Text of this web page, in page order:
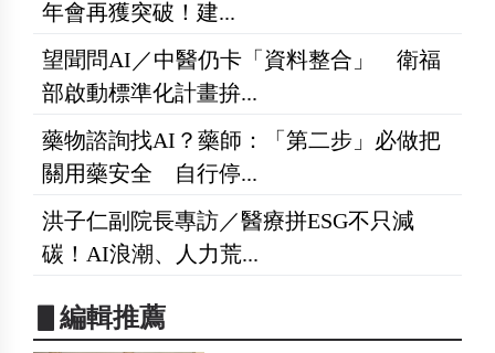
年會再獲突破！建...
望聞問AI／中醫仍卡「資料整合」 衛福
部啟動標準化計畫拚...
藥物諮詢找AI？藥師：「第二步」必做把
關用藥安全 自行停...
洪子仁副院長專訪／醫療拼ESG不只減
碳！AI浪潮、人力荒...
▋編輯推薦